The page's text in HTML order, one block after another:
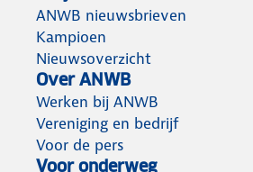
ANWB nieuwsbrieven
Kampioen
Nieuwsoverzicht
Over ANWB
Werken bij ANWB
Vereniging en bedrijf
Voor de pers
Voor onderweg